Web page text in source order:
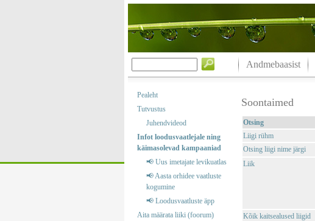
Andmebaasist
Pealeht
Tutvustus
Juhendvideod
Infot loodusvaatlejale ning
käimasolevad kampaaniad
📢 Uus imetajate levikuatlas
📢 Aasta orhidee vaatluste
kogumine
📢 Loodusvaatluste äpp
Aita määrata liiki (foorum)
Soontaimed
Otsing
Liigi rühm
Otsing liigi nime järgi
Liik
Kõik kaitsealused liigid